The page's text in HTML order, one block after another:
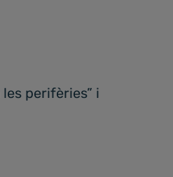
perifèries” i